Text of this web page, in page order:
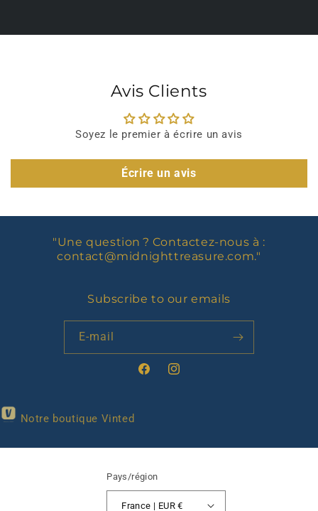
Avis Clients
Soyez le premier à écrire un avis
Écrire un avis
"Une question ? Contactez-nous à :
contact@midnighttreasure.com."
Subscribe to our emails
E-mail
FacebookInstagram
Notre boutique Vinted
Pays/région
France | EUR €